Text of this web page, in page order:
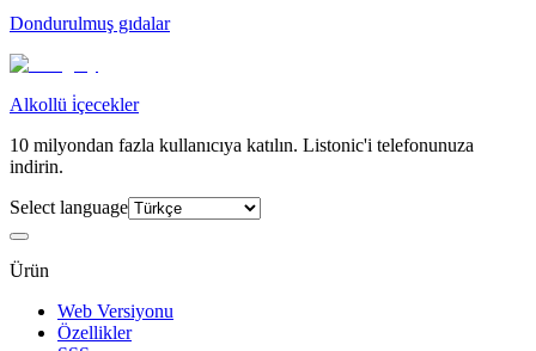
Dondurulmuş gıdalar
Alkollü i̇çecekler
10 milyondan fazla kullanıcıya katılın. Listonic'i telefonunuza
indirin.
Select language
Ürün
Web Versiyonu
Özellikler